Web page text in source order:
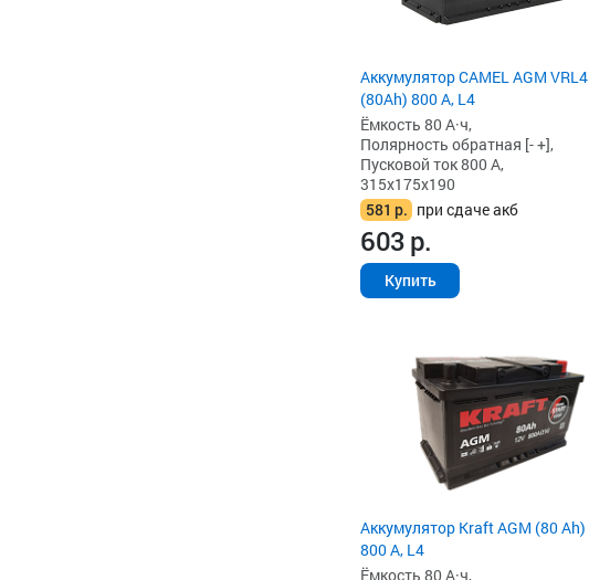
Аккумулятор CAMEL AGM VRL4
(80Ah) 800 А, L4
Ёмкость 80 А·ч,
Полярность обратная [- +],
Пусковой ток 800 А,
315x175x190
581 р. при сдаче акб
603р.
Купить
Аккумулятор Kraft AGM (80 Ah)
800 А, L4
Ёмкость 80 А·ч,